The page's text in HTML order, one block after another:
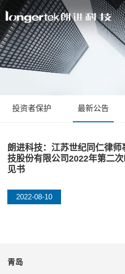
投资者保护 最新公告
朗进科技：江苏世纪同仁律
技股份有限公司2022年第二
见书
2022-08-10
青岛